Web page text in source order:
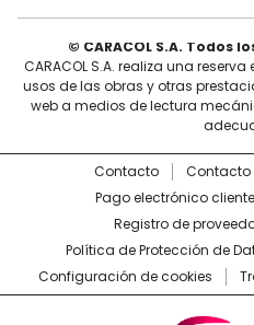
© CARACOL S.A. Todos
CARACOL S.A. realiza una
usos de las obras y otras
web a medios de lectura
Contacto Contacto
Pago electrónico
Registro de
Política de Protección de
Configuración de cookies